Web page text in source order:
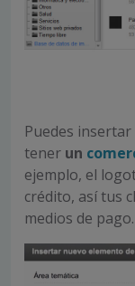
Puedes
tener un
ejemplo, el
crédito, así tus
medios de pago.